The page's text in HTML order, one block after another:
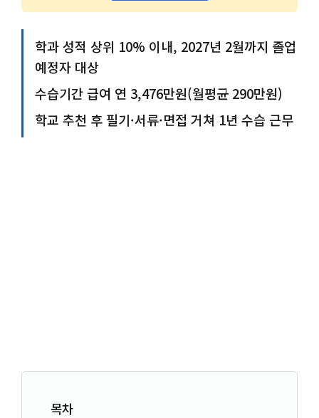
학과 성적 상위 10% 이내, 2027년 2월까지 졸업
예정자 대상
수습기간 급여 연 3,476만원(월평균 290만원)
학교 추천 후 필기·서류·면접 거쳐 1년 수습 근무
목차